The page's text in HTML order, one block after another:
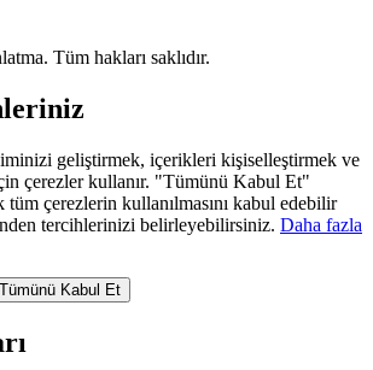
Tüm hakları saklıdır.
geliştirmek, içerikleri kişiselleştirmek ve
çerezler kullanır. "Tümünü Kabul Et"
tüm çerezlerin kullanılmasını kabul edebilir
tercihlerinizi belirleyebilirsiniz. Daha fazla
Tümünü Kabul Et